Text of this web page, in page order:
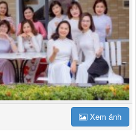
Xem ảnh